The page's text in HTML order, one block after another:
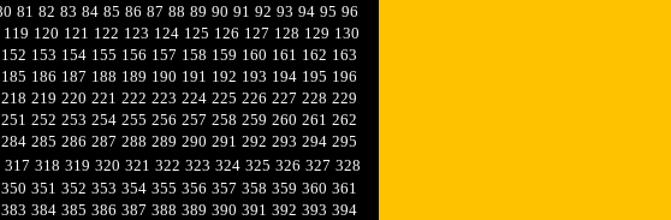
81 82 83 84 85 86 87 88 89 90 91 92 93 94 95 96
119 120 121 122 123 124 125 126 127 128 129 130
152 153 154 155 156 157 158 159 160 161 162 163
185 186 187 188 189 190 191 192 193 194 195 196
218 219 220 221 222 223 224 225 226 227 228 229
251 252 253 254 255 256 257 258 259 260 261 262
284 285 286 287 288 289 290 291 292 293 294 295
317 318 319 320 321 322 323 324 325 326 327 328
350 351 352 353 354 355 356 357 358 359 360 361
383 384 385 386 387 388 389 390 391 392 393 394